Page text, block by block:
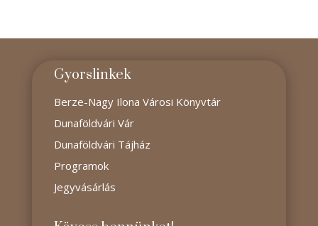
Gyorslinkek
Berze-Nagy Ilona Városi Könyvtár
Dunaföldvári Vár
Dunaföldvári Tájház
Programok
Jegyvásárlás